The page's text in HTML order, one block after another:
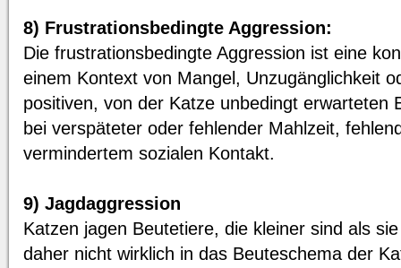
8) Frustrationsbedingte Aggression:
Die frustrationsbedingte Aggression ist eine
einem Kontext von Mangel, Unzugänglichkeit
positiven, von der Katze unbedingt erwarteten
bei verspäteter oder fehlender Mahlzeit,
vermindertem sozialen Kontakt.
9) Jagdaggression
Katzen jagen Beutetiere, die kleiner sind als
daher nicht wirklich in das Beuteschema der